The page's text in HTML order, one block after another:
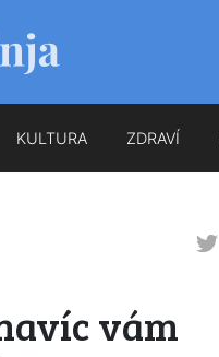
KULTURA ZDRAVÍ
vám